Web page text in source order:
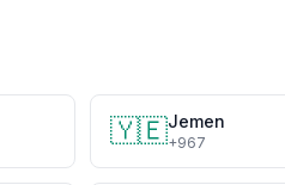
🇾🇪Jemen
+967